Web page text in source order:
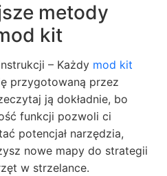
metody
kit
– Każdy mod kit
przygotowaną przez
ją dokładnie, bo
funkcji pozwoli ci
potencjał narzędzia,
nowe mapy do strategii
w strzelance.